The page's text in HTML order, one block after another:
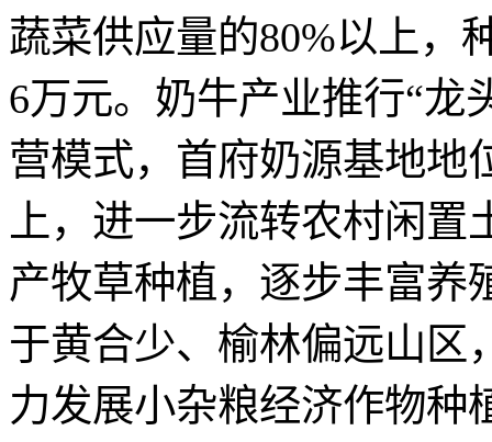
蔬菜供应量的80%以上，
6万元。奶牛产业推行“龙
营模式，首府奶源基地地
上，进一步流转农村闲
产牧草种植，逐步丰富养
于黄合少、榆林偏远山区
力发展小杂粮经济作物种